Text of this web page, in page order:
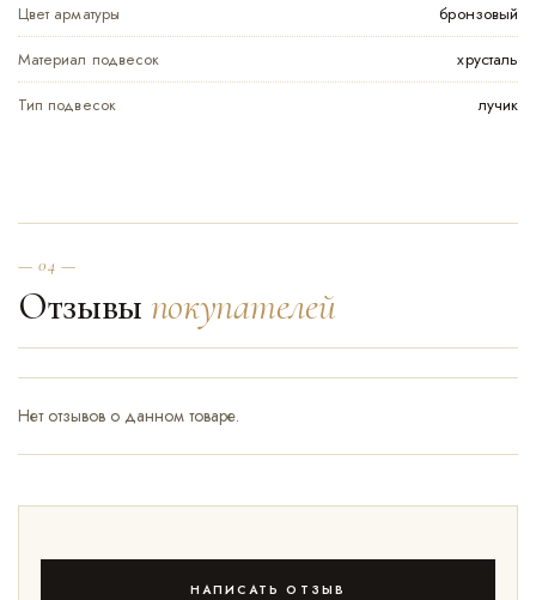
Цвет арматуры
бронзовый
Материал подвесок
хрусталь
Тип подвесок
лучик
— 04 —
Отзывы покупателей
Нет отзывов о данном товаре.
НАПИСАТЬ ОТЗЫВ